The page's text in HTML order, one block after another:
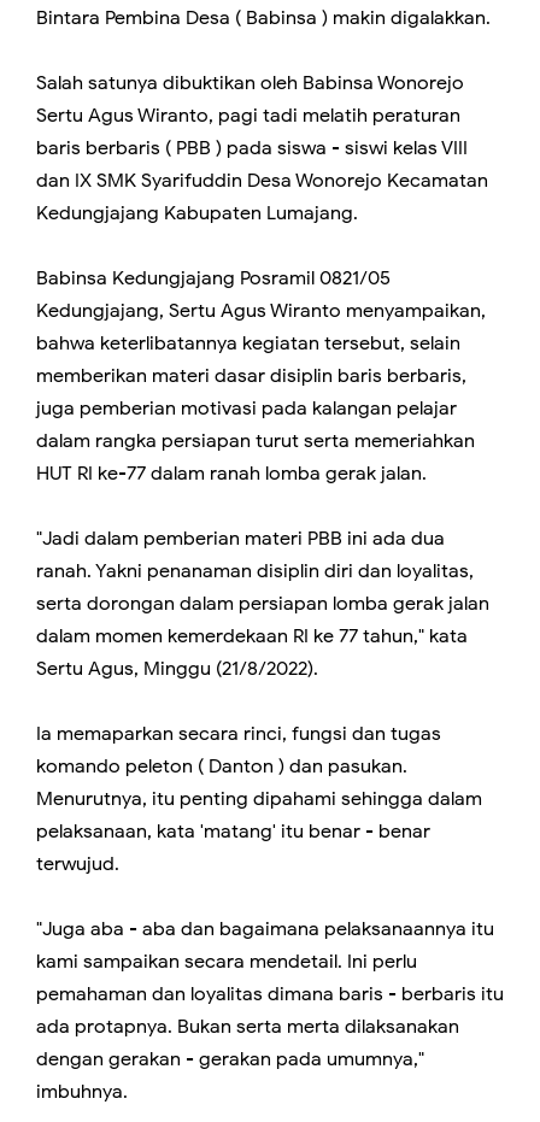
Bintara Pembina Desa ( Babinsa ) makin digalakkan.
Salah satunya dibuktikan oleh Babinsa Wonorejo
Sertu Agus Wiranto, pagi tadi melatih peraturan
baris berbaris ( PBB ) pada siswa - siswi kelas VIII
dan IX SMK Syarifuddin Desa Wonorejo Kecamatan
Kedungjajang Kabupaten Lumajang.
Babinsa Kedungjajang Posramil 0821/05
Kedungjajang, Sertu Agus Wiranto menyampaikan,
bahwa keterlibatannya kegiatan tersebut, selain
memberikan materi dasar disiplin baris berbaris,
juga pemberian motivasi pada kalangan pelajar
dalam rangka persiapan turut serta memeriahkan
HUT RI ke-77 dalam ranah lomba gerak jalan.
"Jadi dalam pemberian materi PBB ini ada dua
ranah. Yakni penanaman disiplin diri dan loyalitas,
serta dorongan dalam persiapan lomba gerak jalan
dalam momen kemerdekaan RI ke 77 tahun," kata
Sertu Agus, Minggu (21/8/2022).
Ia memaparkan secara rinci, fungsi dan tugas
komando peleton ( Danton ) dan pasukan.
Menurutnya, itu penting dipahami sehingga dalam
pelaksanaan, kata 'matang' itu benar - benar
terwujud.
"Juga aba - aba dan bagaimana pelaksanaannya itu
kami sampaikan secara mendetail. Ini perlu
pemahaman dan loyalitas dimana baris - berbaris itu
ada protapnya. Bukan serta merta dilaksanakan
dengan gerakan - gerakan pada umumnya,"
imbuhnya.